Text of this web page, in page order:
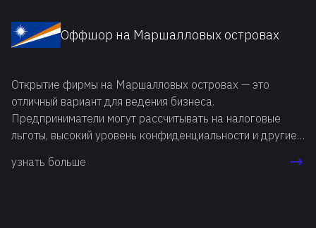
Оффшор на Маршалловых островах
Открытие фирмы на Маршалловых островах — это
отличный вариант для ведения бизнеса.
Предприниматели могут рассчитывать на налоговые
льготы, высокий уровень конфиденциальности и другие
юрисдикции в том, что не нужно заверять
узнать больше